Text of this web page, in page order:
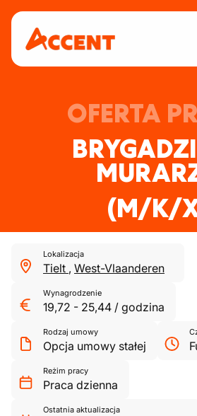
OFERTA
(M/K/
Lokalizacja
Tielt , West-Vlaanderen
Wynagrodzenie
19,72 - 25,44 / godzina
Rodzaj umowy
Opcja umowy stałej
Reżim pracy
Praca dzienna
Ostatnia aktualizacja